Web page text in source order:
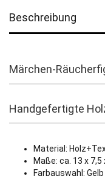
Beschreibung
Märchen-
Handgefertigte
Material:
Maße: ca. 13 x 7,5
Farbauswahl: